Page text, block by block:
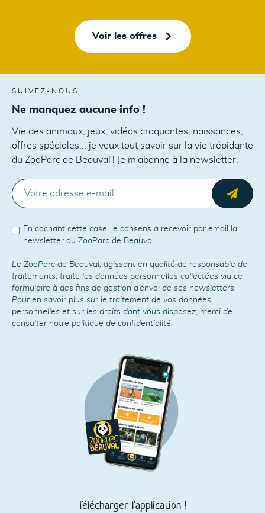
Voir les offres
SUIVEZ-NOUS
Ne manquez aucune info !
Vie des animaux, jeux, vidéos craquantes, naissances,
offres spéciales... je veux tout savoir sur la vie trépidante
du ZooParc de Beauval ! Je m'abonne à la newsletter.
En cochant cette case, je consens à recevoir par email la
newsletter du ZooParc de Beauval.
Le ZooParc de Beauval, agissant en qualité de responsable de
traitements, traite les données personnelles collectées via ce
formulaire à des fins de gestion d’envoi de ses newsletters.
Pour en savoir plus sur le traitement de vos données
personnelles et sur les droits dont vous disposez, merci de
consulter notre politique de confidentialité
Télécharger l'application !